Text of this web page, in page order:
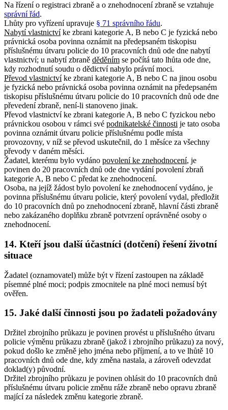
Na řízení o registraci zbraně a o znehodnocení zbraně se vztahuje
správní řád.
Lhůty pro vyřízení upravuje § 71 správního řádu.
Nabytí vlastnictvíke zbrani kategorie A, B nebo C je fyzická nebo
právnická osoba povinna oznámit na předepsaném tiskopisu
příslušnému útvaru policie do 10 pracovních dnů ode dne nabytí
vlastnictví; u nabytí zbraně děděním se počítá tato lhůta ode dne,
kdy rozhodnutí soudu o dědictví nabylo právní moci.
Převod vlastnictvíke zbrani kategorie A, B nebo C na jinou osobu
je fyzická nebo právnická osoba povinna oznámit na předepsaném
tiskopisu příslušnému útvaru policie do 10 pracovních dnů ode dne
převedení zbraně, není-li stanoveno jinak.
Převod vlastnictví ke zbrani kategorie A, B nebo C fyzickou nebo
právnickou osobou v rámci své podnikatelské činnosti je tato osoba
povinna oznámit útvaru policie příslušnému podle místa
provozovny, v níž se převod uskutečnil, do 1 měsíce za všechny
převody v daném měsíci.
Žadatel, kterému bylo vydáno povolení ke znehodnocení, je
povinen do 20 pracovních dnů ode dne vydání povolení zbraň
kategorie A, B nebo C předat ke znehodnocení.
Osoba, na jejíž žádost bylo povolení ke znehodnocení vydáno, je
povinna příslušnému útvaru policie, který povolení vydal, předložit
do 10 pracovních dnů po znehodnocení zbraně, hlavní části zbraně
nebo zakázaného doplňku zbraně potvrzení oprávněné osoby o
znehodnocení.
14. Kteří jsou další účastníci (dotčení) řešení životní
situace
Žadatel (oznamovatel) může být v řízení zastoupen na základě
písemné plné moci; podpis zmocnitele na plné moci nemusí být
ověřen.
15. Jaké další činnosti jsou po žadateli požadovány
Držitel zbrojního průkazu je povinen provést u příslušného útvaru
policie výměnu průkazu zbraně (jakož i zbrojního průkazu) za nový,
pokud došlo ke změně jeho jména nebo příjmení, a to ve lhůtě 10
pracovních dnů ode dne, kdy změna nastala, a zároveň odevzdat
doklad(y) původní.
Držitel zbrojního průkazu je povinen ohlásit do 10 pracovních dnů
příslušnému útvaru policie změnu ráže zbraně nebo opravu zbraně
mající za následek změnu kategorie zbraně.